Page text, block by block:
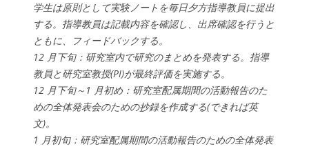
学生は原則として実験ノートを毎日夕方指導教員に提出
する。指導教員は記載内容を確認し、出席確認を行うと
ともに、フィードバックする。
12 月下旬：研究室内で研究のまとめを発表する。指導
教員と研究室教授(PI)が最終評価を実施する。
12 月下旬～1 月初め：研究室配属期間の活動報告のた
めの全体発表会のための抄録を作成する(できれば英
文)。
1 月初旬：研究室配属期間の活動報告のための全体発表